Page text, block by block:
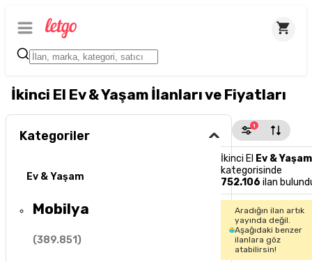
İkinci El Ev & Yaşam İlanları ve Fiyatları
Kategoriler
Ev & Yaşam
Mobilya
(389.851)
1
İkinci El Ev & Yaşam
kategorisinde
752.106 ilan
Aradığın ilan artık
yayında değil.
Aşağıdaki benzer
ilanlara göz
atabilirsin!